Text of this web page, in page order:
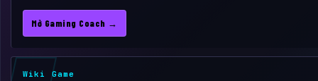
Mở Gaming Coach →
Wiki Game